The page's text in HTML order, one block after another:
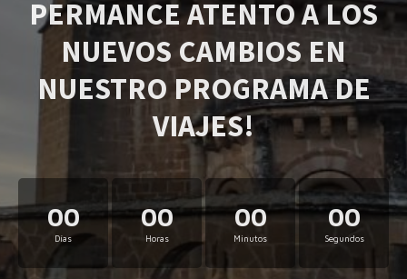
PERMANCE ATENTO A LOS
NUEVOS CAMBIOS EN
NUESTRO PROGRAMA DE
VIAJES!
00
Días
00
Horas
00
Minutos
00
Segundos